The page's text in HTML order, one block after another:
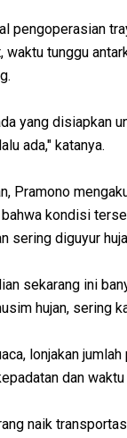
pengoperasian
waktu tunggu
yang disiapkan
ada," katanya.
Pramono
bahwa kondisi
sering diguyur
sekarang ini
hujan, sering
lonjakan
dan waktu
naik